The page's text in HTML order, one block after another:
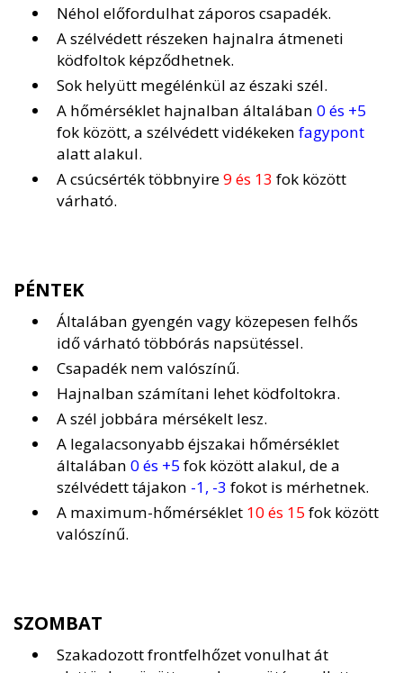
Néhol előfordulhat záporos csapadék.
A szélvédett részeken hajnalra átmeneti
ködfoltok képződhetnek.
Sok helyütt megélénkül az északi szél.
A hőmérséklet hajnalban általában 0 és +5
fok között, a szélvédett vidékeken fagypont
alatt alakul.
A csúcsérték többnyire9 és 13 fok között
várható.
PÉNTEK
Általában gyengén vagy közepesen felhős
idő várható többórás napsütéssel.
Csapadék nem valószínű.
Hajnalban számítani lehet ködfoltokra.
A szél jobbára mérsékelt lesz.
A legalacsonyabb éjszakai hőmérséklet
általában 0 és +5 fok között alakul, de a
szélvédett tájakon -1, -3 fokot is mérhetnek.
A maximum-hőmérséklet 10 és 15 fok között
valószínű.
SZOMBAT
Szakadozott frontfelhőzet vonulhat át